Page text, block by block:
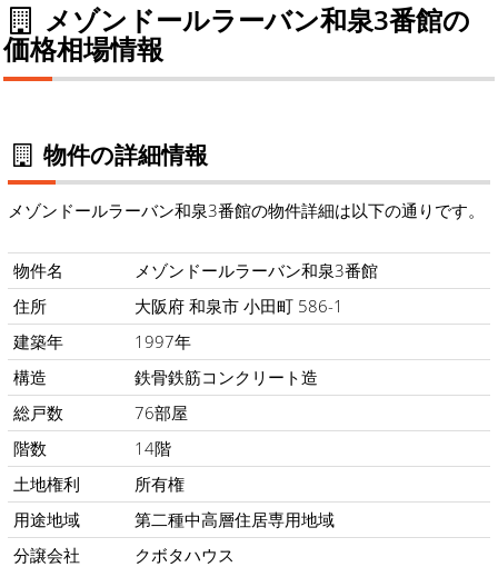
メゾンドールラーバン和泉3番館の
価格相場情報
物件の詳細情報
メゾンドールラーバン和泉3番館の物件詳細は以下の通りです。
物件名
メゾンドールラーバン和泉3番館
住所
大阪府 和泉市 小田町 586-1
建築年
1997年
構造
鉄骨鉄筋コンクリート造
総戸数
76部屋
階数
14階
土地権利
所有権
用途地域
第二種中高層住居専用地域
分譲会社
クボタハウス